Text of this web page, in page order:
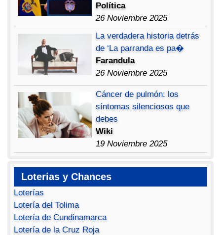
Política
26 Noviembre 2025
La verdadera historia detrás
de ‘La parranda es pa�
Farandula
26 Noviembre 2025
Cáncer de pulmón: los
síntomas silenciosos que
debes
Wiki
19 Noviembre 2025
Loterias y Chances
Loterías
Lotería del Tolima
Lotería de Cundinamarca
Lotería de la Cruz Roja